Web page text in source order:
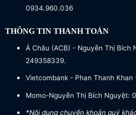
0934.960.036
THÔNG TIN THANH TOÁN
Á Châu (ACB) - Nguyễn Thị Bích
249358339.
Vietcombank - Phan Thanh
Momo-Nguyễn Thị Bích Nguyệt:
*Nội dung chuyển khoản quý